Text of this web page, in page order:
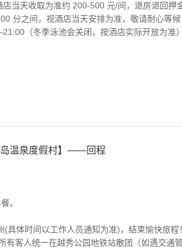
当天收取为准约 200-500 元/间，退房退回押金
分之间，视酒店当天安排为准，敬请耐心等候
（冬季泳池会关闭，按酒店实际开放为准
温泉度假村】——回程
。
具体时间以工作人员通知为准)，结束愉快旅程！
有客人统一在越秀公园地铁站散团（如遇交通